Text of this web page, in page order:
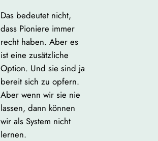
Das bedeutet nicht,
dass Pioniere immer
recht haben. Aber es
ist eine zusätzliche
Option. Und sie sind ja
bereit sich zu opfern.
Aber wenn wir sie nie
lassen, dann können
wir als System nicht
lernen.